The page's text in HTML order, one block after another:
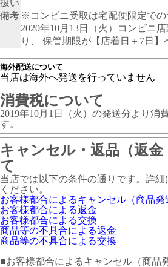
扱い
備考 ※コンビニ受取は宅配便限定での
2020年10月13日（火）コンビニ
り、 保管期限が【店着日＋7日】
海外配送について
当店は海外へ発送を行っていません
消費税について
2019年10月1日（火）の発送分より消
す。
キャンセル・返品（返
て
当店では以下の条件の通りです。詳
ください。
お客様都合によるキャンセル（商品発
お客様都合による返金
お客様都合による交換
商品等の不具合による返金
商品等の不具合による交換
■お客様都合によるキャンセル（商品